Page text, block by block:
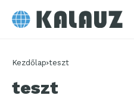
Kezdőlap teszt
teszt